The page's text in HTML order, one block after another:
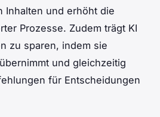
Inhalten und erhöht die
Prozesse. Zudem trägt KI
zu sparen, indem sie
und gleichzeitig
für Entscheidungen